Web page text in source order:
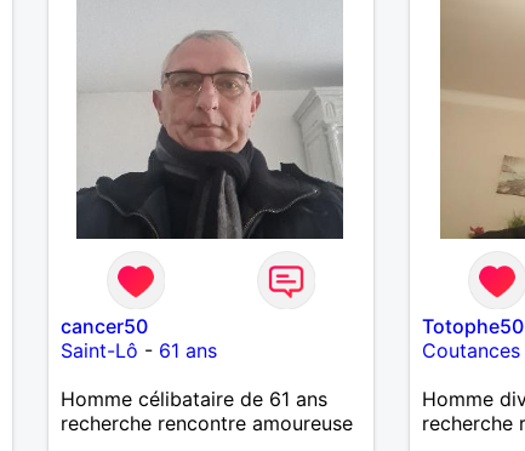
cancer50
Saint-Lô - 61 ans
Homme célibataire de 61 ans
recherche rencontre amoureuse
Totophe50
Coutances
Homme
recherche